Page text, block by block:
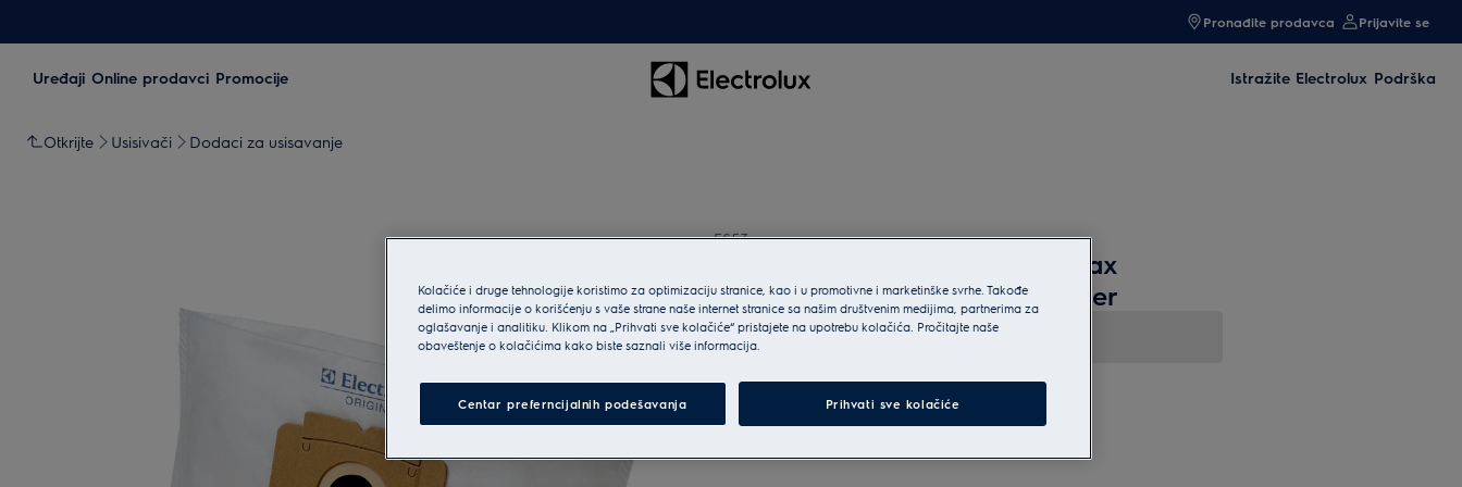
Pronađite prodavca Prijavite se
Uređaji Online prodavci Promocije Istražite Electrolux Podrška
Otkrijte Usisivači Dodaci za usisavanje
ES53
ES53 ES53 PowerPlus, PowerMax
Vacuum Cleaner Bags and Filter
Kolačiće i druge tehnologije koristimo za optimizaciju stranice, kao i u promotivne i marketinške svrhe. Takođe
delimo informacije o korišćenju s vaše strane naše internet stranice sa našim društvenim medijima, partnerima za
oglašavanje i analitiku. Klikom na „Prihvati sve kolačiće“ pristajete na upotrebu kolačića. Pročitajte naše
obaveštenje o kolačićima kako biste saznali više informacija.
Centar preferncijalnih podešavanja Prihvati sve kolačiće